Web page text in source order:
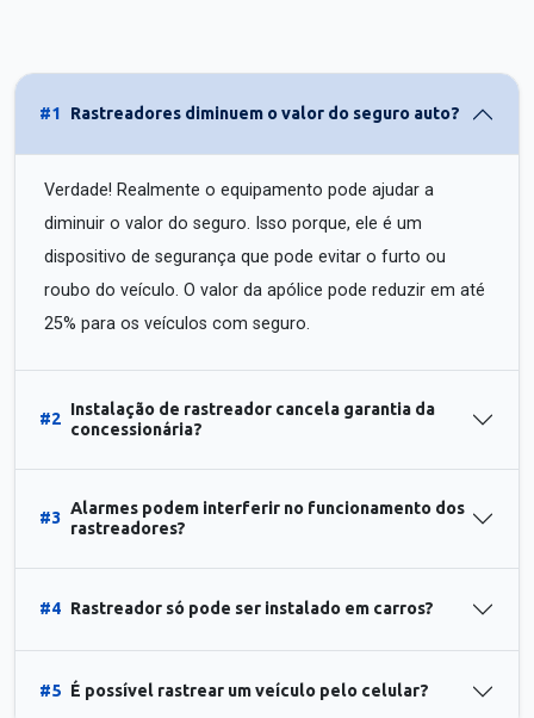
#1 Rastreadores diminuem o valor do seguro auto?
Verdade! Realmente o equipamento pode ajudar a
diminuir o valor do seguro. Isso porque, ele é um
dispositivo de segurança que pode evitar o furto ou
roubo do veículo. O valor da apólice pode reduzir em até
25% para os veículos com seguro.
#2
Instalação de rastreador cancela garantia da
concessionária?
#3
Alarmes podem interferir no funcionamento dos
rastreadores?
#4 Rastreador só pode ser instalado em carros?
#5 É possível rastrear um veículo pelo celular?